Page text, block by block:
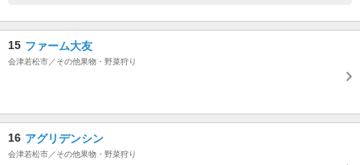
15 ファーム大友
会津若松市／その他果物・野菜狩り
16 アグリデンシン
会津若松市／その他果物・野菜狩り